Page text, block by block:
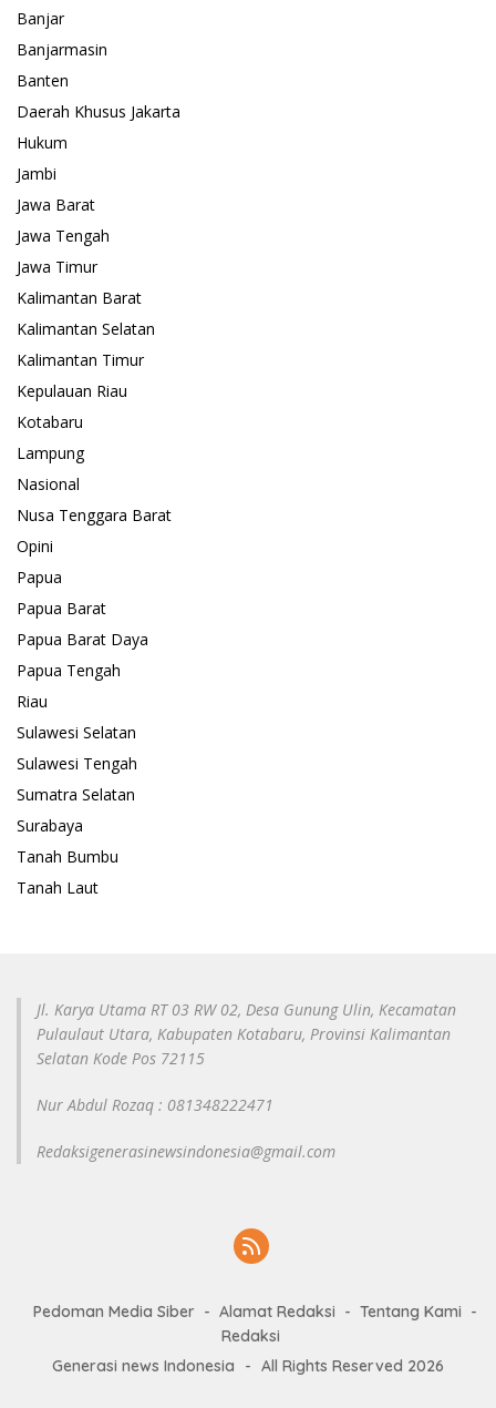
Banjar
Banjarmasin
Banten
Daerah Khusus Jakarta
Hukum
Jambi
Jawa Barat
Jawa Tengah
Jawa Timur
Kalimantan Barat
Kalimantan Selatan
Kalimantan Timur
Kepulauan Riau
Kotabaru
Lampung
Nasional
Nusa Tenggara Barat
Opini
Papua
Papua Barat
Papua Barat Daya
Papua Tengah
Riau
Sulawesi Selatan
Sulawesi Tengah
Sumatra Selatan
Surabaya
Tanah Bumbu
Tanah Laut
Jl. Karya Utama RT 03 RW 02, Desa Gunung Ulin, Kecamatan
Pulaulaut Utara, Kabupaten Kotabaru, Provinsi Kalimantan
Selatan Kode Pos 72115
Nur Abdul Rozaq : 081348222471
Redaksigenerasinewsindonesia@gmail.com
Pedoman Media Siber Alamat Redaksi
Tentang Kami
Redaksi
Generasi news Indonesia
- All Rights Reserved 2026